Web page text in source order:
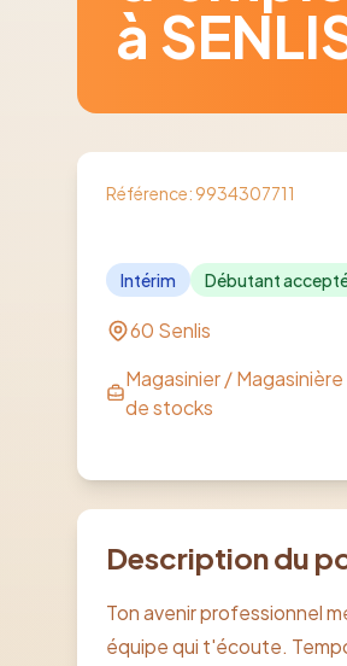
à
Référence: 9934307711
Intérim Débutant
60 Senlis
Magasinier /
de stocks
Description du
Ton avenir professionnel
équipe qui t'écoute.